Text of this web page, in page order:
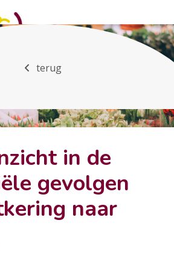
terug
in de
gevolgen
naar